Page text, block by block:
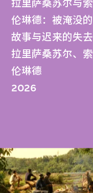
拉里萨桑苏尔与索
伦琳德：被淹没的
故事与迟来的失去
拉里萨桑苏尔、索
伦琳德
2026